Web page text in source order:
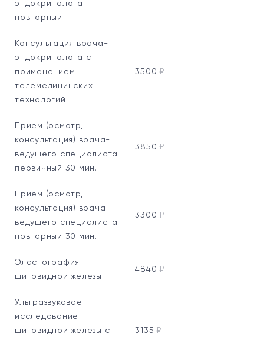
эндокринолога
повторный
Консультация врача-
эндокринолога с
применением
телемедицинских
технологий
3500 ₽
Прием (осмотр,
консультация) врача-
ведущего специалиста
первичный 30 мин.
3850 ₽
Прием (осмотр,
консультация) врача-
ведущего специалиста
повторный 30 мин.
3300 ₽
Эластография
щитовидной железы
4840 ₽
Ультразвуковое
исследование
щитовидной железы с
3135 ₽